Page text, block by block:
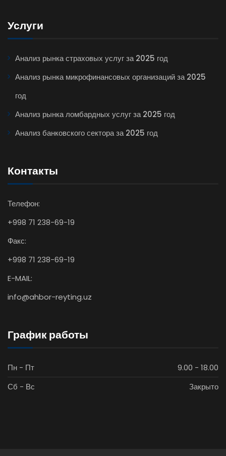
Услуги
Анализ рынка страховых услуг за 2025 год
Анализ рынка микрофинансовых организаций за 2025
год
Анализ рынка ломбардных услуг за 2025 год
Анализ банковского сектора за 2025 год
Контакты
Телефон:
+998 71 238-69-19
Факс:
+998 71 238-69-19
E-MAIL:
info@ahbor-reyting.uz
График работы
Пн - Пт
9.00 - 18.00
Сб - Вс
Закрыто